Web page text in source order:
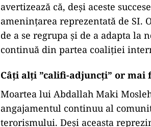
avertizează că, deși aceste
amenințarea reprezentată de SI.
de a se regrupa și de a adapta la
continuă din partea coaliției
Câți alți ”califi-adjuncți” or mai
Moartea lui Abdallah Maki
angajamentul continuu al
terorismului. Deși aceasta